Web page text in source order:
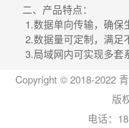
二、产品特点：
1.数据单向传输，确保
2.数据量可定制，满足
3.局域网内可实现多套
Copyright © 2018-2022
版
电话：